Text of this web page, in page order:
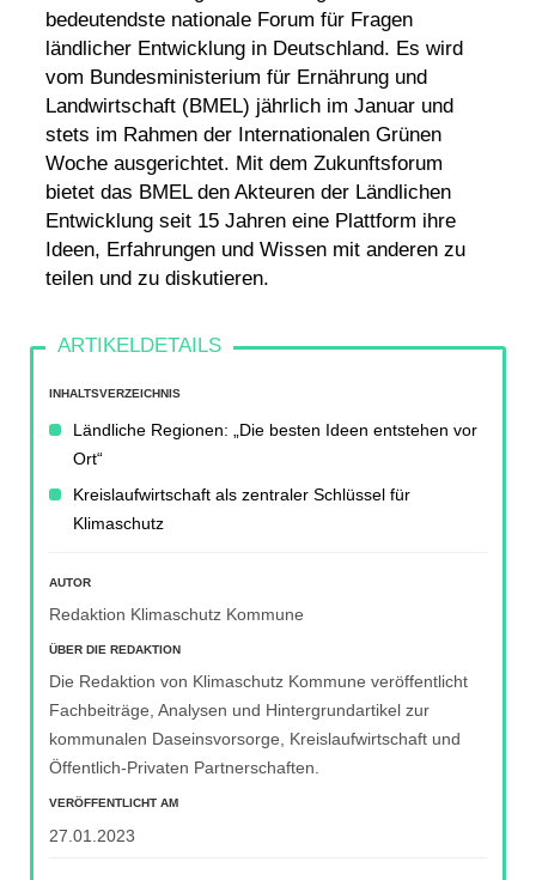
bedeutendste nationale Forum für Fragen
ländlicher Entwicklung in Deutschland. Es wird
vom Bundesministerium für Ernährung und
Landwirtschaft (BMEL) jährlich im Januar und
stets im Rahmen der Internationalen Grünen
Wocheausgerichtet. Mit dem Zukunftsforum
bietet das BMEL den Akteuren der Ländlichen
Entwicklung seit 15 Jahren eine Plattform ihre
Ideen, Erfahrungen und Wissen mit anderen zu
teilen und zu diskutieren.
INHALTSVERZEICHNIS
Ländliche Regionen: „Die besten Ideen entstehen vor
Ort“
Kreislaufwirtschaft als zentraler Schlüssel für
Klimaschutz
AUTOR
Redaktion Klimaschutz Kommune
ÜBER DIE REDAKTION
Die Redaktion von Klimaschutz Kommune veröffentlicht
Fachbeiträge, Analysen und Hintergrundartikel zur
kommunalen Daseinsvorsorge, Kreislaufwirtschaft und
Öffentlich-Privaten Partnerschaften.
VERÖFFENTLICHT AM
27.01.2023